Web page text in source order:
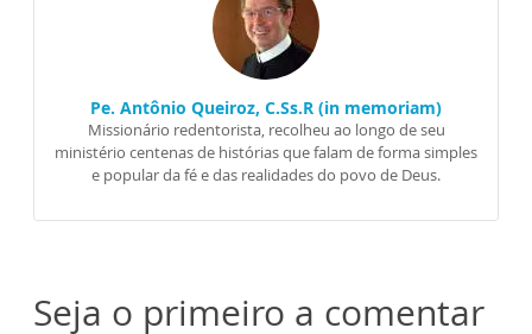
Pe. Antônio Queiroz, C.Ss.R (in memoriam)
Missionário redentorista, recolheu ao longo de seu
ministério centenas de histórias que falam de forma simples
e popular da fé e das realidades do povo de Deus.
Seja o primeiro a comentar